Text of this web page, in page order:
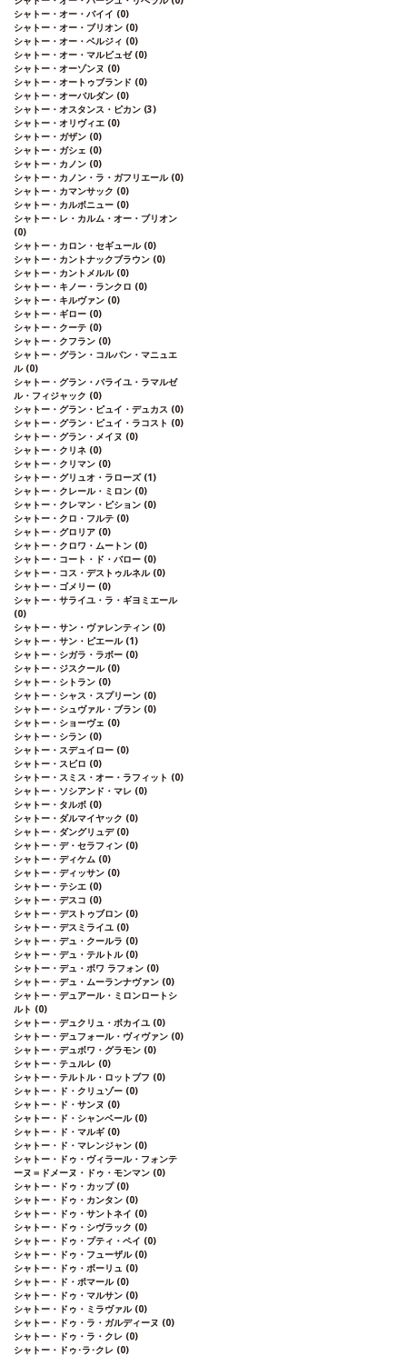
シャトー・オー・バイイ (0)
シャトー・オー・ブリオン (0)
シャトー・オー・ベルジィ (0)
シャトー・オー・マルビュゼ (0)
シャトー・オーゾンヌ (0)
シャトー・オートゥブランド (0)
シャトー・オーバルダン (0)
シャトー・オスタンス・ピカン (3)
シャトー・オリヴィエ (0)
シャトー・ガザン (0)
シャトー・ガシェ (0)
シャトー・カノン (0)
シャトー・カノン・ラ・ガフリエール (0)
シャトー・カマンサック (0)
シャトー・カルボニュー (0)
シャトー・レ・カルム・オー・ブリオン
(0)
シャトー・カロン・セギュール (0)
シャトー・カントナックブラウン (0)
シャトー・カントメルル (0)
シャトー・キノー・ランクロ (0)
シャトー・キルヴァン (0)
シャトー・ギロー (0)
シャトー・クーテ (0)
シャトー・クフラン (0)
シャトー・グラン・コルバン・マニュエ
ル (0)
シャトー・グラン・バライユ・ラマルゼ
ル・フィジャック (0)
シャトー・グラン・ピュイ・デュカス (0)
シャトー・グラン・ピュイ・ラコスト (0)
シャトー・グラン・メイヌ (0)
シャトー・クリネ (0)
シャトー・クリマン (0)
シャトー・グリュオ・ラローズ (1)
シャトー・クレール・ミロン (0)
シャトー・クレマン・ピション (0)
シャトー・クロ・フルテ (0)
シャトー・グロリア (0)
シャトー・クロワ・ムートン (0)
シャトー・コート・ド・バロー (0)
シャトー・コス・デストゥルネル (0)
シャトー・ゴメリー (0)
シャトー・サライユ・ラ・ギヨミエール
(0)
シャトー・サン・ヴァレンティン (0)
シャトー・サン・ピエール (1)
シャトー・シガラ・ラボー (0)
シャトー・ジスクール (0)
シャトー・シトラン (0)
シャトー・シャス・スプリーン (0)
シャトー・シュヴァル・ブラン (0)
シャトー・ショーヴェ (0)
シャトー・シラン (0)
シャトー・スデュイロー (0)
シャトー・スビロ (0)
シャトー・スミス・オー・ラフィット (0)
シャトー・ソシアンド・マレ (0)
シャトー・タルボ (0)
シャトー・ダルマイヤック (0)
シャトー・ダングリュデ (0)
シャトー・デ・セラフィン (0)
シャトー・ディケム (0)
シャトー・ディッサン (0)
シャトー・テシエ (0)
シャトー・デスコ (0)
シャトー・デストゥブロン (0)
シャトー・デスミライユ (0)
シャトー・デュ・クールラ (0)
シャトー・デュ・テルトル (0)
シャトー・デュ・ボワ ラフォン (0)
シャトー・デュ・ムーランナヴァン (0)
シャトー・デュアール・ミロンロートシ
ルト (0)
シャトー・デュクリュ・ボカイユ (0)
シャトー・デュフォール・ヴィヴァン (0)
シャトー・デュボワ・グラモン (0)
シャトー・テュルレ (0)
シャトー・テルトル・ロットブフ (0)
シャトー・ド・クリュゾー (0)
シャトー・ド・サンヌ (0)
シャトー・ド・シャンベール (0)
シャトー・ド・マルギ (0)
シャトー・ド・マレンジャン (0)
シャトー・ドゥ・ヴィラール・フォンテ
ーヌ＝ドメーヌ・ドゥ・モンマン (0)
シャトー・ドゥ・カップ (0)
シャトー・ドゥ・カンタン (0)
シャトー・ドゥ・サントネイ (0)
シャトー・ドゥ・シヴラック (0)
シャトー・ドゥ・プティ・ペイ (0)
シャトー・ドゥ・フューザル (0)
シャトー・ドゥ・ボーリュ (0)
シャトー・ド・ポマール (0)
シャトー・ドゥ・マルサン (0)
シャトー・ドゥ・ミラヴァル (0)
シャトー・ドゥ・ラ・ガルディーヌ (0)
シャトー・ドゥ・ラ・クレ (0)
シャトー・ドゥ･ラ･クレ (0)